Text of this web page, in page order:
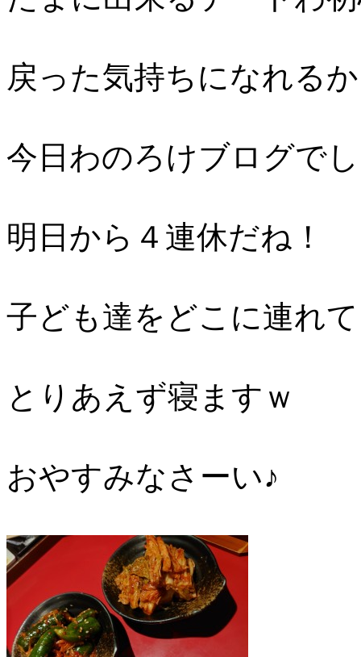
戻った気持ちになれる
今日わのろけブログで
明日から４連休だね！
子ども達をどこに連れ
とりあえず寝ますｗ
おやすみなさーい♪